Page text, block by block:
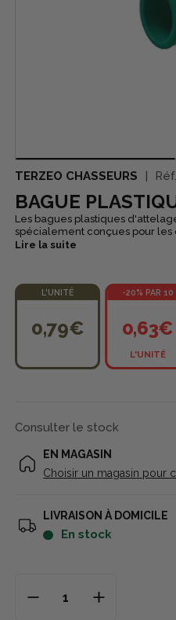
TERZEO CHASSEURS Réf.
BAGUE
Les bagues plastiques
spécialement conçues pour les
plastique très résistant, elles
Disponibles en 16 coloris, elles
vos appelants.
Lire la suite
L'UNITÉ
0,79€
-20% PAR 10
0,63€
L'UNITÉ
Consulter le stock
EN MAGASIN
Choisir un magasin pour
LIVRAISON À DOMICILE
en stock